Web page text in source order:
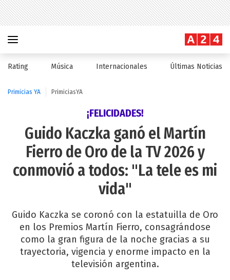
Rating Música Internacionales Últimas Noticias
Primicias YA PrimiciasYA
¡FELICIDADES!
Guido Kaczka ganó el Martín
Fierro de Oro de la TV 2026 y
conmovió a todos: "La tele es mi
vida"
Guido Kaczka se coronó con la estatuilla de Oro
en los Premios Martín Fierro, consagrándose
como la gran figura de la noche gracias a su
trayectoria, vigencia y enorme impacto en la
televisión argentina.